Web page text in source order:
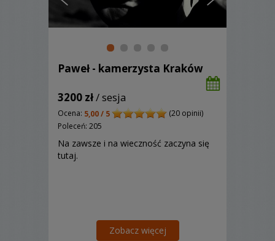
Paweł - kamerzysta Kraków
3200 zł/ sesja
Ocena: 5,00 / 5
(20 opinii)
Poleceń: 205
Na zawsze i na wieczność zaczyna się
tutaj.
Zobacz więcej